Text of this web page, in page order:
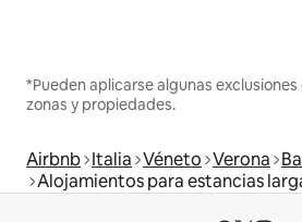
*Pueden aplicarse algunas
zonas y propiedades.
Airbnb Italia Véneto Verona
Alojamientos para estancias